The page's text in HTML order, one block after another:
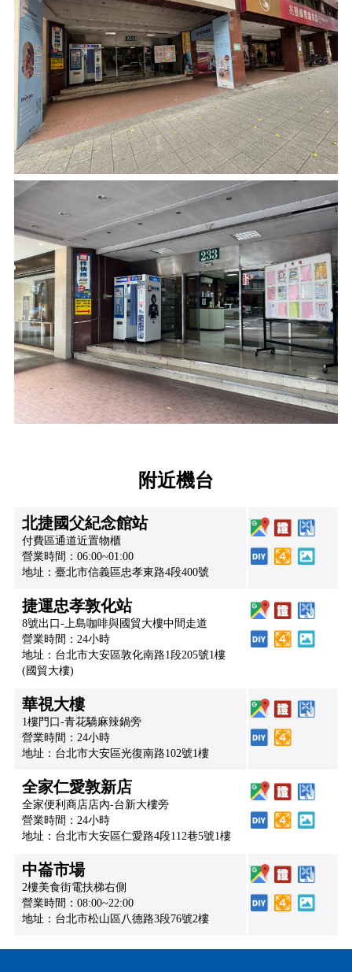
附近機台
北捷國父紀念館站
付費區通道近置物櫃
營業時間：06:00~01:00
地址：臺北市信義區忠孝東路4段400號
捷運忠孝敦化站
8號出口-上島咖啡與國貿大樓中間走道
營業時間：24小時
地址：台北市大安區敦化南路1段205號1樓
(國貿大樓)
華視大樓
1樓門口-青花驕麻辣鍋旁
營業時間：24小時
地址：台北市大安區光復南路102號1樓
全家仁愛敦新店
全家便利商店店內-台新大樓旁
營業時間：24小時
地址：台北市大安區仁愛路4段112巷5號1樓
中崙市場
2樓美食街電扶梯右側
營業時間：08:00~22:00
地址：台北市松山區八德路3段76號2樓